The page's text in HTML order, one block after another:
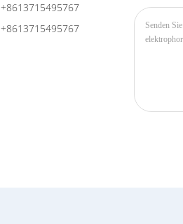
+8613715495767
+8613715495767